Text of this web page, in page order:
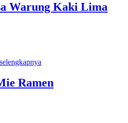
Warung Kaki Lima
selengkapnya
Ramen